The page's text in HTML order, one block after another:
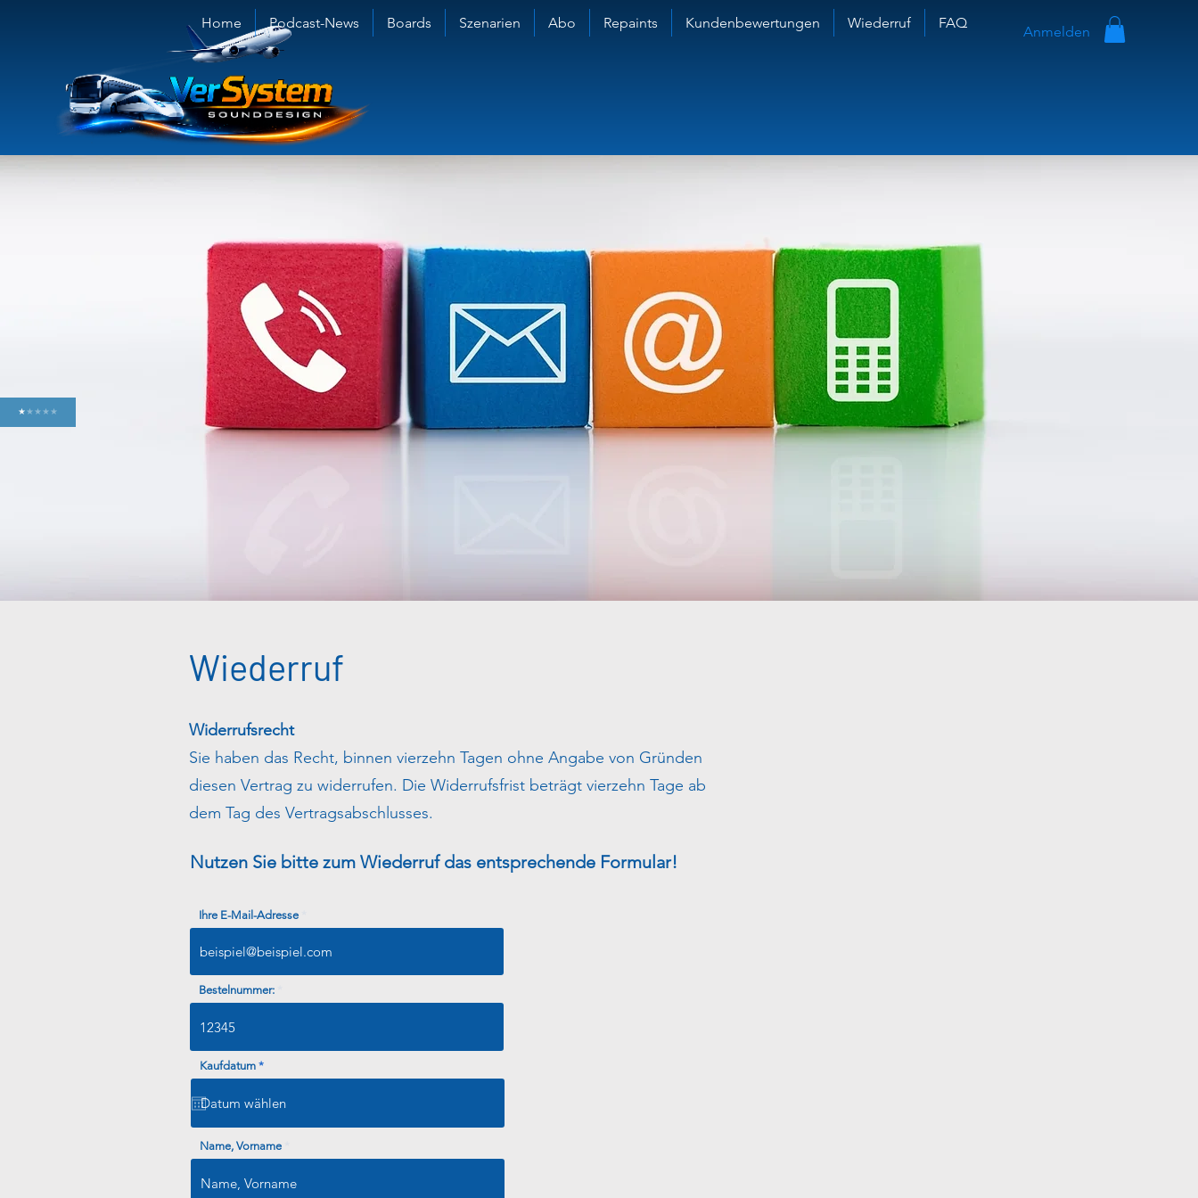
Home Podcast-News Boards Szenarien Abo Repaints Kundenbewertungen Wiederruf FAQ
Anmelden
Wiederruf
Widerrufsrecht
Sie haben das Recht, binnen vierzehn Tagen ohne Angabe von Gründen
diesen Vertrag zu widerrufen. Die Widerrufsfrist beträgt vierzehn Tage ab
dem Tag des Vertragsabschlusses.
Nutzen Sie bitte zum Wiederruf das entsprechende Formular!
Ihre E-Mail-Adresse
Bestelnummer:
Kaufdatum *r
e
u
d
Name, Vorname
★★★★★